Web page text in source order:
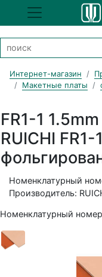
Интернет-магазин
Макетные платы
FR1-1
RUICHI
Номенклатурный
Производитель:
Номенклатурный